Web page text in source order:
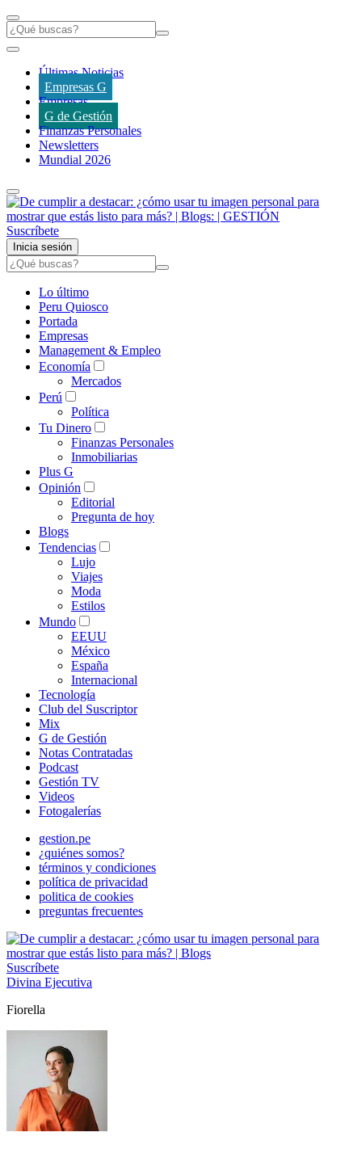
Últimas Noticias
Empresas G
Empresas
G de Gestión
Finanzas Personales
Newsletters
Mundial 2026
Suscríbete
Inicia sesión
Lo último
Peru Quiosco
Portada
Empresas
Management & Empleo
Economía
Mercados
Perú
Política
Tu Dinero
Finanzas Personales
Inmobiliarias
Plus G
Opinión
Editorial
Pregunta de hoy
Blogs
Tendencias
Lujo
Viajes
Moda
Estilos
Mundo
EEUU
México
España
Internacional
Tecnología
Club del Suscriptor
Mix
G de Gestión
Notas Contratadas
Podcast
Gestión TV
Videos
Fotogalerías
gestion.pe
¿quiénes somos?
términos y condiciones
política de privacidad
politica de cookies
preguntas frecuentes
Suscríbete
Divina Ejecutiva
Fiorella